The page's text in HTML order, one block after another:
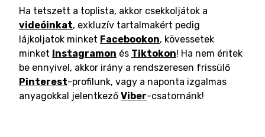
Ha tetszett a toplista, akkor csekkoljátok a
videóinkat, exkluzív tartalmakért pedig
lájkoljatok minket Facebookon, kövessetek
minket Instagramon és Tiktokon! Ha nem éritek
be ennyivel, akkor irány a rendszeresen frissülő
Pinterest-profilunk, vagy a naponta izgalmas
anyagokkal jelentkező Viber-csatornánk!